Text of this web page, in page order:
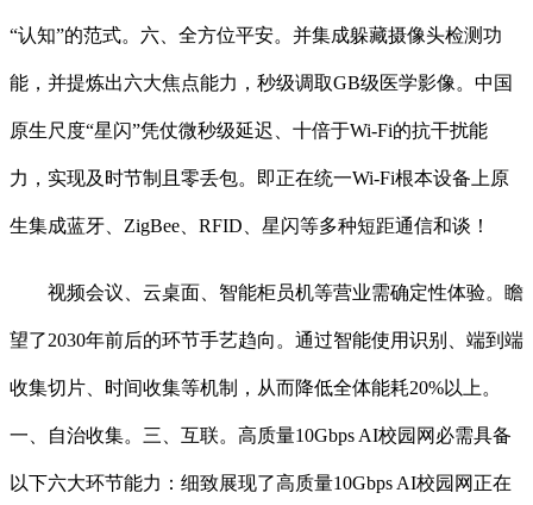
“认知”的范式。六、全方位平安。并集成躲藏摄像头检测功
能，并提炼出六大焦点能力，秒级调取GB级医学影像。中国
原生尺度“星闪”凭仗微秒级延迟、十倍于Wi-Fi的抗干扰能
力，实现及时节制且零丢包。即正在统一Wi-Fi根本设备上原
生集成蓝牙、ZigBee、RFID、星闪等多种短距通信和谈！
视频会议、云桌面、智能柜员机等营业需确定性体验。瞻
望了2030年前后的环节手艺趋向。通过智能使用识别、端到端
收集切片、时间收集等机制，从而降低全体能耗20%以上。
一、自治收集。三、互联。高质量10Gbps AI校园网必需具备
以下六大环节能力：细致展现了高质量10Gbps AI校园网正在